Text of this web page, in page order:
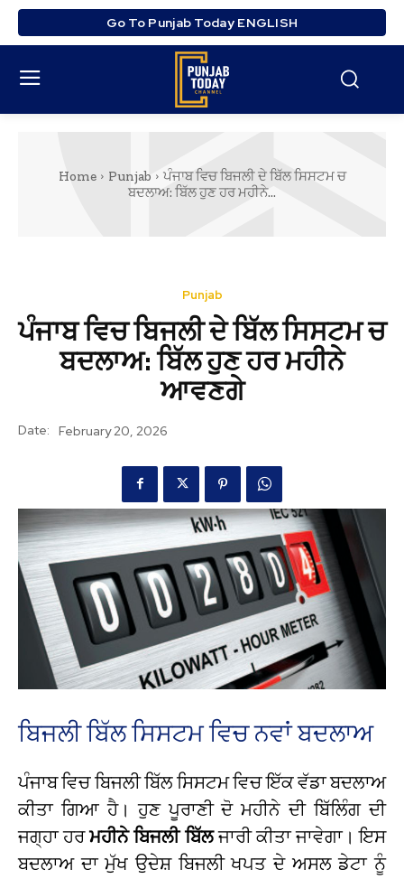
Go To Punjab Today ENGLISH
Home Punjab
ਪੰਜਾਬ ਵਿਚ ਬਿਜਲੀ ਦੇ ਬਿੱਲ ਸਿਸਟਮ ਚ
ਬਦਲਾਅ: ਬਿੱਲ ਹੁਣ ਹਰ ਮਹੀਨੇ...
Punjab
ਪੰਜਾਬ ਵਿਚ ਬਿਜਲੀ ਦੇ ਬਿੱਲ ਸਿਸਟਮ ਚ
ਬਦਲਾਅ: ਬਿੱਲ ਹੁਣ ਹਰ ਮਹੀਨੇ
ਆਵਣਗੇ
Date: February 20, 2026
ਬਿਜਲੀ ਬਿੱਲ ਸਿਸਟਮ ਵਿਚ ਨਵਾਂ ਬਦਲਾਅ
ਪੰਜਾਬ ਵਿਚ ਬਿਜਲੀ ਬਿੱਲ ਸਿਸਟਮ ਵਿਚ ਇੱਕ ਵੱਡਾ ਬਦਲਾਅ
ਕੀਤਾ ਗਿਆ ਹੈ। ਹੁਣ ਪੂਰਾਣੀ ਦੋ ਮਹੀਨੇ ਦੀ ਬਿੱਲਿੰਗ ਦੀ
ਜਗ੍ਹਾ ਹਰਮਹੀਨੇ ਬਿਜਲੀ ਬਿੱਲਜਾਰੀ ਕੀਤਾ ਜਾਵੇਗਾ। ਇਸ
ਬਦਲਾਅ ਦਾ ਮੁੱਖ ਉਦੇਸ਼ ਬਿਜਲੀ ਖਪਤ ਦੇ ਅਸਲ ਡੇਟਾ ਨੂੰ